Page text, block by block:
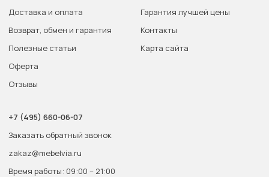
Доставка и оплата
Возврат, обмен и гарантия
Полезные статьи
Оферта
Отзывы
Гарантия лучшей цены
Контакты
Карта сайта
+7 (495) 660-06-07
Заказать обратный звонок
zakaz@mebelvia.ru
Время работы: 09:00 – 21:00